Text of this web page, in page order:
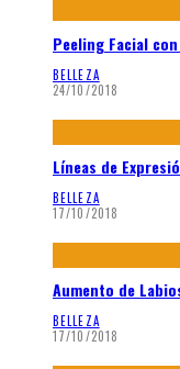
Peeling Facial
BELLEZA
24/10/2018
Líneas de
BELLEZA
17/10/2018
Aumento de
BELLEZA
17/10/2018